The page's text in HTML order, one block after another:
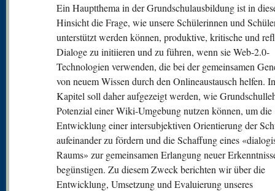
Ein Hauptthema in der Grundschulausbildung ist in
Hinsicht die Frage, wie unsere Schülerinnen und
unterstützt werden können, produktive, kritische und
Dialoge zu initiieren und zu führen, wenn sie Web-2.0-
Technologien verwenden, die bei der gemeinsamen
von neuem Wissen durch den Onlineaustausch helfen.
Kapitel soll daher aufgezeigt werden, wie
Potenzial einer Wiki-Umgebung nutzen können, um die
Entwicklung einer intersubjektiven Orientierung der
aufeinander zu fördern und die Schaffung eines
Raums» zur gemeinsamen Erlangung neuer
begünstigen. Zu diesem Zweck berichten wir über die
Entwicklung, Umsetzung und Evaluierung unseres